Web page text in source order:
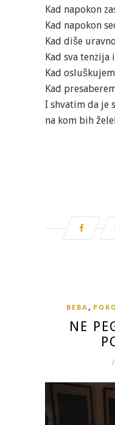
Kad napokon
Kad napokon
Kad diše
Kad sva tenzija
Kad
Kad
I shvatim da je
na kom bih
BEBA ,
NE